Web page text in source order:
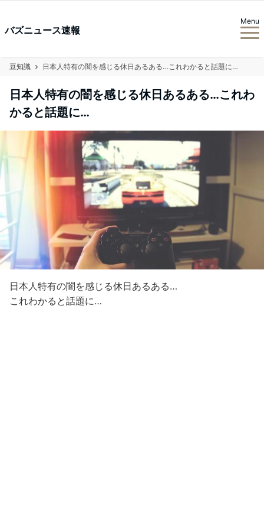
バズニュース速報
Menu
豆知識 日本人特有の闇を感じる休日あるある…これわかると話題に…
日本人特有の闇を感じる休日あるある…これわ
かると話題に…
日本人特有の闇を感じる休日あるある…
これわかると話題に…